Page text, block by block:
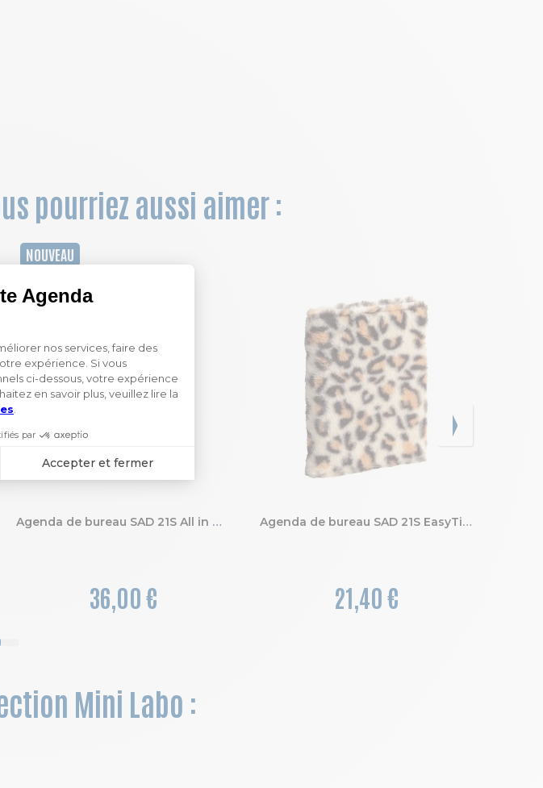
pourriez aussi aimer :
Agenda de bureau SAD 21S All in one EasyTime Paloma 15 x 21 cm Semainier Septembre 2026 à Décembre 2027 - 16 mois
36,00 €
NOUVEAU
Agenda de bureau SAD 21S EasyTime Léo 15 x 21 cm Semainier Septembre 2026 à Décembre 2027 - 16 mois.
21,40 €
Mini Labo :